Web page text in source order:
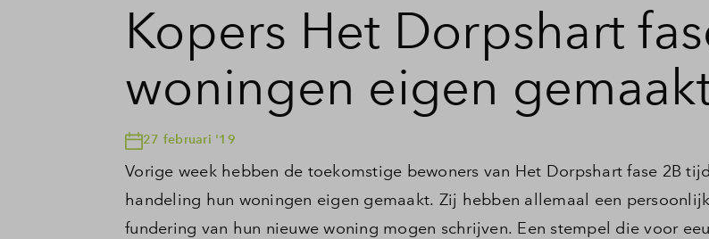
Kopers Het Dorpshart
woningen eigen
27 februari '19
Vorige week hebben de toekomstige bewoners van Het Dorpshart fase 2B
handeling hun woningen eigen gemaakt. Zij hebben allemaal een
fundering van hun nieuwe woning mogen schrijven. Een stempel die voor